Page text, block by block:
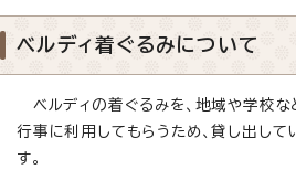
ベルディ着ぐるみについて
ベルディの着ぐるみを、地域や学校な
行事に利用してもらうため、貸し出して
す。